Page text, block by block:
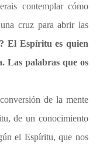
contemplar cómo
cruz para abrir las
? El Espíritu es quien
Las palabras que os
de la mente
de un conocimiento
el Espíritu, que nos